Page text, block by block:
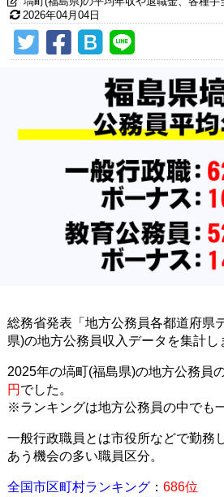
2026年04月04日
総務省発表「地方公務員各都道府県
県)の地方公務員収入データを集計し
2025年の塙町(福島県)の地方公務員
円 でした。
※ランキングは地方公務員の中でも
一般行政職員とは市役所などで勤務
あう機会の多い職員区分。
全国市区町村ランキング： 686位